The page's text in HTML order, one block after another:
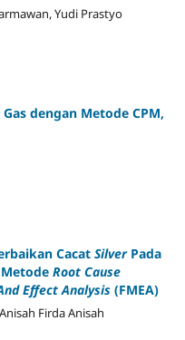
Yudi Prastyo
dengan Metode CPM,
Cacat SilverPada
Root Cause
Effect Analysis (FMEA)
Firda Anisah